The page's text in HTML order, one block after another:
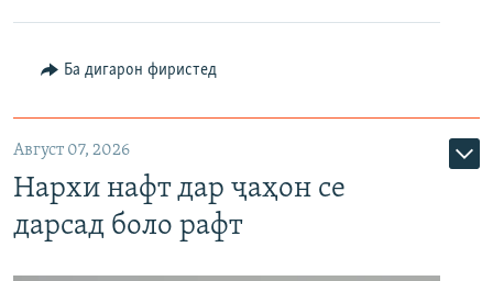
Ба дигарон фиристед
Август 07, 2026
Нархи нафт дар ҷаҳон се
дарсад боло рафт